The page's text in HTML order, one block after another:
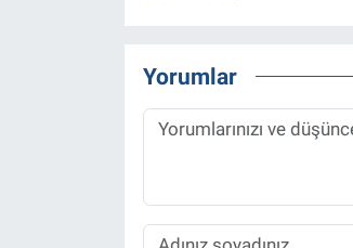
Yorumlar